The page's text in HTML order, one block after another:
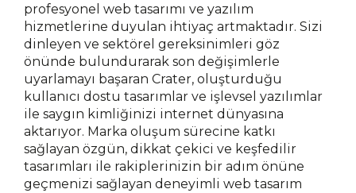
profesyonel web tasarımı ve yazılım
hizmetlerine duyulan ihtiyaç artmaktadır. Sizi
dinleyen ve sektörel gereksinimleri göz
önünde bulundurarak son değişimlerle
uyarlamayı başaran Crater, oluşturduğu
kullanıcı dostu tasarımlar ve işlevsel yazılımlar
ile saygın kimliğinizi internet dünyasına
aktarıyor. Marka oluşum sürecine katkı
sağlayan özgün, dikkat çekici ve keşfedilir
tasarımları ile rakiplerinizin bir adım önüne
geçmenizi sağlayan deneyimli web tasarım